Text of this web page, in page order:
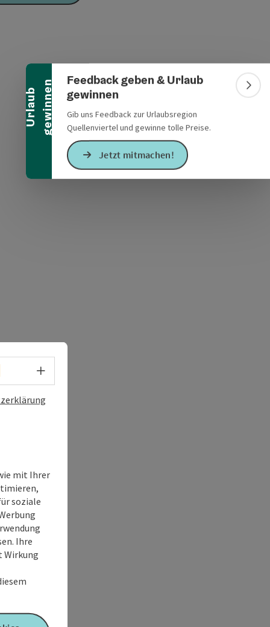
U
r
l
a
u
b
g
e
w
i
n
n
e n
Banner einklappen
Feedback geben & Urlaub
gewinnen
Gib uns Feedback zur Urlaubsregion
Quellenviertel und gewinne tolle Preise.
Jetzt mitmachen!
öffnenöffnen
Sprachwahl - Menü öffnen
mit Ihrer
soziale
Ihre
Wirkung